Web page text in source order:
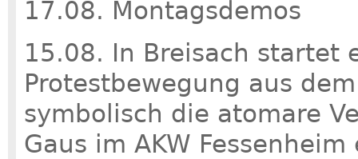
17.08. Montagsdemos
15.08. In Breisach startet
Protestbewegung aus
symbolisch die atomare
Gaus im AKW